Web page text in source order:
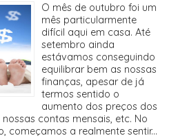
O mês de outubro foi um
mês particularmente
difícil aqui em casa. Até
setembro ainda
estávamos conseguindo
equilibrar bem as nossas
finanças, apesar de já
termos sentido o
aumento dos preços dos
contas mensais, etc. No
começamos a realmente sentir...